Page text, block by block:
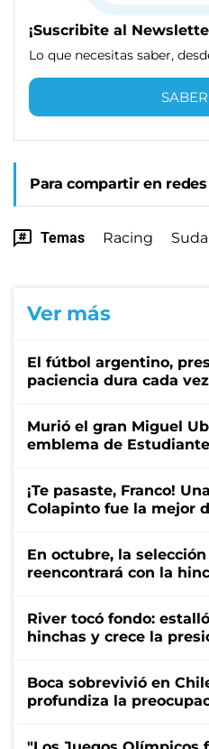
¡Suscribite al
Lo que necesitas saber,
Para compartir en redes
Temas Racing
Ver más
El fútbol argentino,
paciencia dura cada
Murió el gran Miguel
emblema de
¡Te pasaste, Franco!
Colapinto fue la mejor
En octubre, la selección
reencontrará con la
River tocó fondo:
hinchas y crece la
Boca sobrevivió en
profundiza la